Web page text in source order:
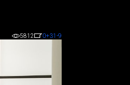
5812 0+31 -9